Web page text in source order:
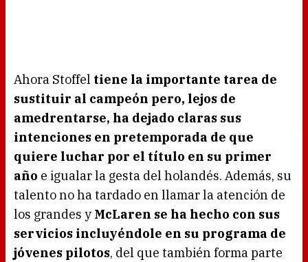
Ahora Stoffel tiene la importante tarea de
sustituir al campeón pero, lejos de
amedrentarse, ha dejado claras sus
intenciones en pretemporada de que
quiere luchar por el título en su primer
año e igualar la gesta del holandés. Además, su
talento no ha tardado en llamar la atención de
los grandes y McLaren se ha hecho con sus
servicios incluyéndole en su programa de
jóvenes pilotos, del que también forma parte